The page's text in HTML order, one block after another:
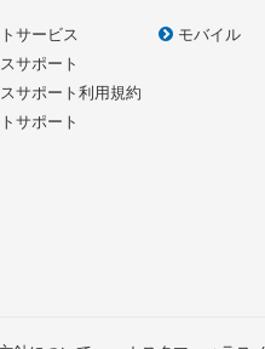
サービス
サポート
サポート利用規約
サポート
モバイル